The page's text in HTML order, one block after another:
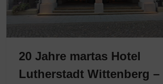
20 Jahre martas Hotel
Lutherstadt Wittenberg –